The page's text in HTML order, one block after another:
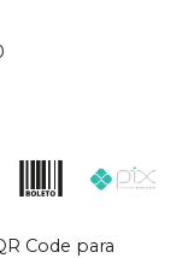
Code para